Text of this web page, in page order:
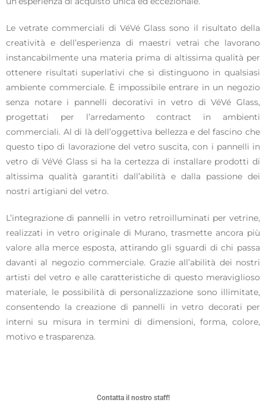
Le vetrate commerciali di VéVé Glass sono il risultato della
creatività e dell’esperienza di maestri vetrai che lavorano
instancabilmente una materia prima di altissima qualità per
ottenere risultati superlativi che si distinguono in qualsiasi
ambiente commerciale. È impossibile entrare in un negozio
senza notare i pannelli decorativi in vetro di VéVé Glass,
progettati per l’arredamento contract in ambienti
commerciali. Al di là dell’oggettiva bellezza e del fascino che
questo tipo di lavorazione del vetro suscita, con i pannelli in
vetro di VéVé Glass si ha la certezza di installare prodotti di
altissima qualità garantiti dall’abilità e dalla passione dei
nostri artigiani del vetro.
L’integrazione di pannelli in vetro retroilluminati per vetrine,
realizzati in vetro originale di Murano, trasmette ancora più
valore alla merce esposta, attirando gli sguardi di chi passa
davanti al negozio commerciale. Grazie all’abilità dei nostri
artisti del vetro e alle caratteristiche di questo meraviglioso
materiale, le possibilità di personalizzazione sono illimitate,
consentendo la creazione di pannelli in vetro decorati per
interni su misura in termini di dimensioni, forma, colore,
motivo e trasparenza.
Contatta il nostro staff!